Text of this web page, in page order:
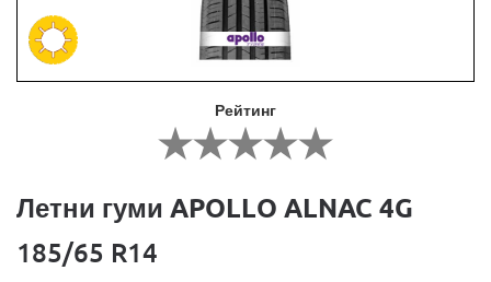
Рейтинг
Летни гуми APOLLO ALNAC 4G
185/65 R14